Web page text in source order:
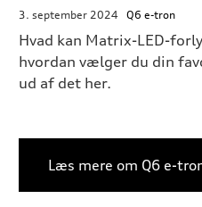
3. september 2024 Q6 e-tron
Hvad kan Matrix-LED-
hvordan vælger du din
ud af det her.
Læs mere om Q6 e-